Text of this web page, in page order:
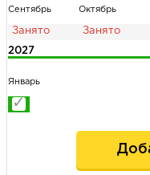
Сентябрь Октябрь
2027
Январь